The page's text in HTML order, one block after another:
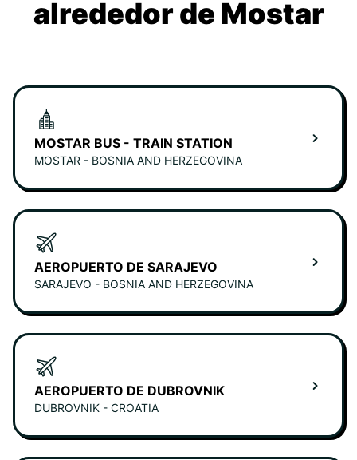
alrededor de Mostar
MOSTAR BUS - TRAIN STATION
MOSTAR - BOSNIA AND HERZEGOVINA
AEROPUERTO DE SARAJEVO
SARAJEVO - BOSNIA AND HERZEGOVINA
AEROPUERTO DE DUBROVNIK
DUBROVNIK - CROATIA